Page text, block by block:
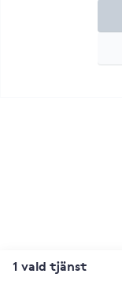
1 vald tjänst